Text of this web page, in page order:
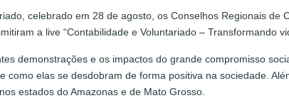
celebrado em 28 de agosto, os Conselhos Regionais
a live “Contabilidade e Voluntariado – Transformando
demonstrações e os impactos do grande compromisso
como elas se desdobram de forma positiva na sociedade.
estados do Amazonas e de Mato Grosso.